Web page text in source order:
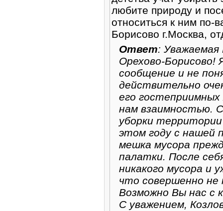
любите природу и
относиться к ним по-
Борисово г.Москва,
Ответ:
Орехово-Борисово!
сообщение и не
действительно
его
нам взаимностью.
уборки
этом году с нашей
мешка мусора
палатки. После
никакого мусора и
что совершенно
Возможно Вы нас с
С уважением,